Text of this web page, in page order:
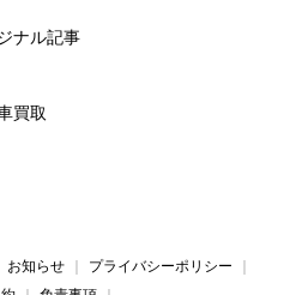
ナル記事
買取
お知らせ
プライバシーポリシー